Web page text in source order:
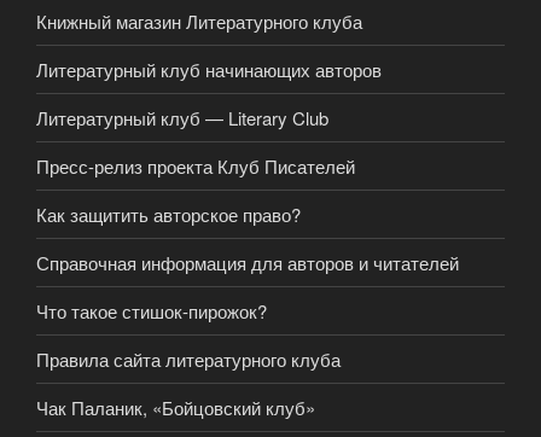
Книжный магазин Литературного клуба
Литературный клуб начинающих авторов
Литературный клуб — Literary Club
Пресс-релиз проекта Клуб Писателей
Как защитить авторское право?
Справочная информация для авторов и читателей
Что такое стишок-пирожок?
Правила сайта литературного клуба
Чак Паланик, «Бойцовский клуб»